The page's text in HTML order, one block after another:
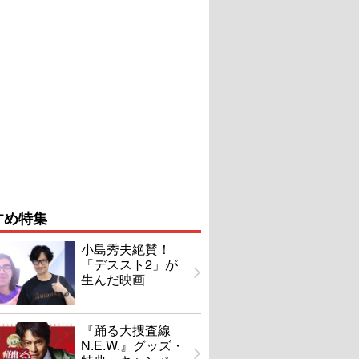
特集
小島秀夫絶賛！
「デススト2」が
生んだ映画
『踊る大捜査線
N.E.W.』グッズ・